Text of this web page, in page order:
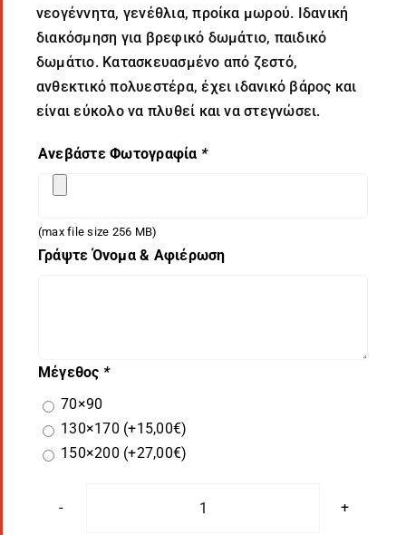
νεογέννητα, γενέθλια, προίκα μωρού. Ιδανική
διακόσμηση για βρεφικό δωμάτιο, παιδικό
δωμάτιο. Κατασκευασμένο από ζεστό,
ανθεκτικό πολυεστέρα, έχει ιδανικό βάρος και
είναι εύκολο να πλυθεί και να στεγνώσει.
Ανεβάστε Φωτογραφία *
(max file size 256 MB)
Γράψτε Όνομα & Αφιέρωση
Μέγεθος *
70×90
130×170 (+15,00€)
150×200 (+27,00€)
Πάπλωμα